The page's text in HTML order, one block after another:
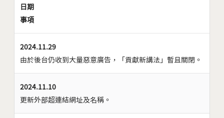
日期
事項
2024.11.29
由於後台仍收到大量惡意廣告，「貢獻新講法」暫且關閉。
2024.11.10
更新外部超連結網址及名稱。